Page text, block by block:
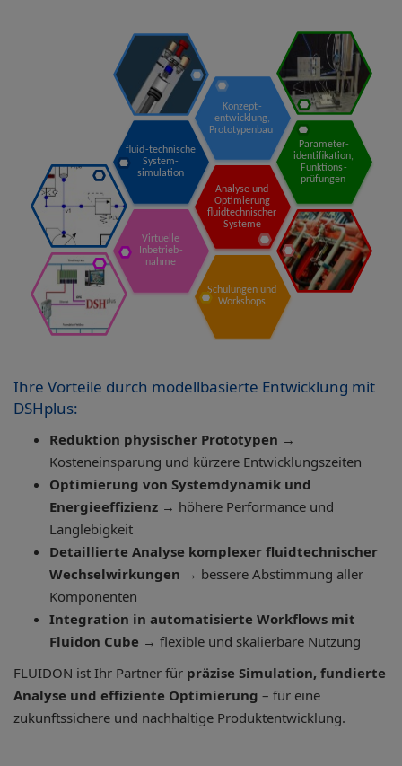
Ihre Vorteile durch modellbasierte Entwicklung mit
DSHplus:
Reduktion physischer Prototypen →
Kosteneinsparung und kürzere Entwicklungszeiten
Optimierung von Systemdynamik und
Energieeffizienz → höhere Performance und
Langlebigkeit
Detaillierte Analyse komplexer fluidtechnischer
Wechselwirkungen → bessere Abstimmung aller
Komponenten
Integration in automatisierte Workflows mit
Fluidon Cube → flexible und skalierbare Nutzung
FLUIDON ist Ihr Partner für präzise Simulation, fundierte
Analyse und effiziente Optimierung – für eine
zukunftssichere und nachhaltige Produktentwicklung.